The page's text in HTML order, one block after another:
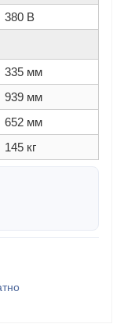
380 В
335 мм
939 мм
652 мм
145 кг